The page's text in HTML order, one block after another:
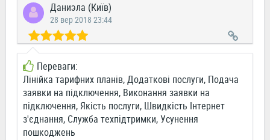
Даниэла (Київ)
28 вер 2018 23:44
Переваги:
Лінійка тарифних планів, Додаткові послуги, Подача
заявки на підключення, Виконання заявки на
підключення, Якість послуги, Швидкість Інтернет
з'єднання, Служба техпідтримки, Усунення
пошкоджень